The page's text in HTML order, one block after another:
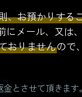
、お預かりする
メール、又は
おりませんので
とさせて頂きます。